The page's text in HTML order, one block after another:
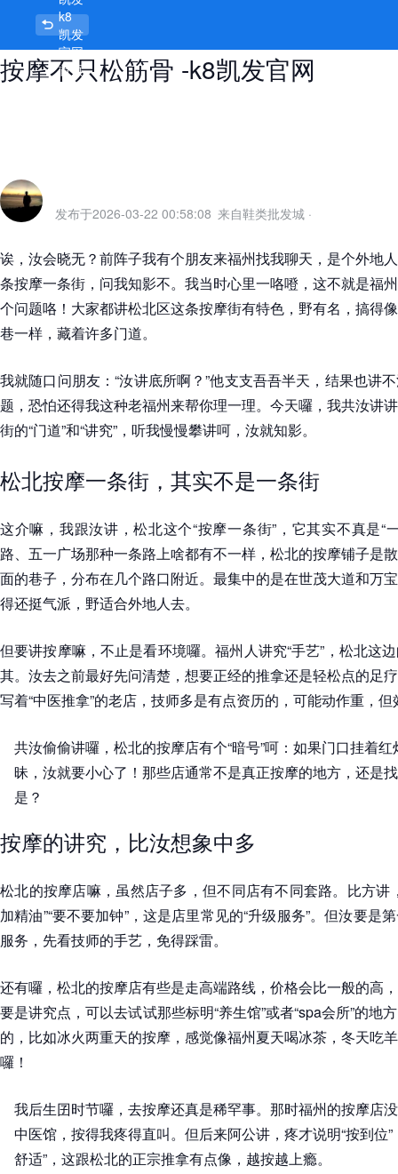
哈尔滨松北区按摩一条街在哪，松北
按摩不只松筋骨 -k8凯发官网
k8
凯发
官网
首页
发布于2026-03-22 00:58:08 来自鞋类批发城 ·
诶，汝会晓无？前阵子我有个朋友来福州找我聊天，是个外地
条按摩一条街，问我知影不。我当时心里一咯噔，这不就是福
个问题咯！大家都讲松北区这条按摩街有特色，野有名，搞得
巷一样，藏着许多门道。
我就随口问朋友：“汝讲底所啊？”他支支吾吾半天，结果也讲
题，恐怕还得我这种老福州来帮你理一理。今天囉，我共汝讲
街的“门道”和“讲究”，听我慢慢攀讲呵，汝就知影。
松北按摩一条街，其实不是一条街
这介嘛，我跟汝讲，松北这个“按摩一条街”，它其实不真是“
路、五一广场那种一条路上啥都有不一样，松北的按摩铺子是
面的巷子，分布在几个路口附近。最集中的是在世茂大道和万
得还挺气派，野适合外地人去。
但要讲按摩嘛，不止是看环境囉。福州人讲究“手艺”，松北这
其。汝去之前最好先问清楚，想要正经的推拿还是轻松点的足
写着“中医推拿”的老店，技师多是有点资历的，可能动作重，
共汝偷偷讲囉，松北的按摩店有个“暗号”呵：如果门口挂着
昧，汝就要小心了！那些店通常不是真正按摩的地方，还是
是？
按摩的讲究，比汝想象中多
松北的按摩店嘛，虽然店子多，但不同店有不同套路。比方讲
加精油”“要不要加钟”，这是店里常见的“升级服务”。但汝要是
服务，先看技师的手艺，免得踩雷。
还有囉，松北的按摩店有些是走高端路线，价格会比一般的高
要是讲究点，可以去试试那些标明“养生馆”或者“spa会所”的地
的，比如冰火两重天的按摩，感觉像福州夏天喝冰茶，冬天吃
囉！
我后生囝时节囉，去按摩还真是稀罕事。那时福州的按摩店
中医馆，按得我疼得直叫。但后来阿公讲，疼才说明“按到位
舒适”，这跟松北的正宗推拿有点像，越按越上瘾。